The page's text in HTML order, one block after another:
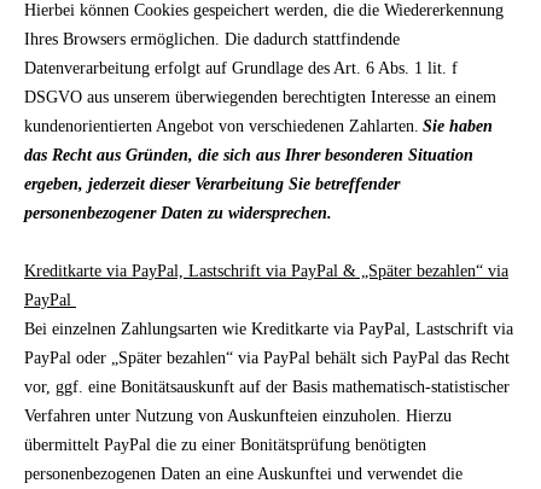
Hierbei können Cookies gespeichert werden, die die Wiedererkennung
Ihres Browsers ermöglichen. Die dadurch stattfindende
Datenverarbeitung erfolgt auf Grundlage des Art. 6 Abs. 1 lit. f
DSGVO aus unserem überwiegenden berechtigten Interesse an einem
kundenorientierten Angebot von verschiedenen Zahlarten. Sie haben
das Recht aus Gründen, die sich aus Ihrer besonderen Situation
ergeben, jederzeit dieser Verarbeitung Sie betreffender
personenbezogener Daten zu widersprechen.
Kreditkarte via PayPal, Lastschrift via PayPal & „Später bezahlen“ via
PayPal
Bei einzelnen Zahlungsarten wie Kreditkarte via PayPal, Lastschrift via
PayPal oder „Später bezahlen“ via PayPal behält sich PayPal das Recht
vor, ggf. eine Bonitätsauskunft auf der Basis mathematisch-statistischer
Verfahren unter Nutzung von Auskunfteien einzuholen. Hierzu
übermittelt PayPal die zu einer Bonitätsprüfung benötigten
personenbezogenen Daten an eine Auskunftei und verwendet die